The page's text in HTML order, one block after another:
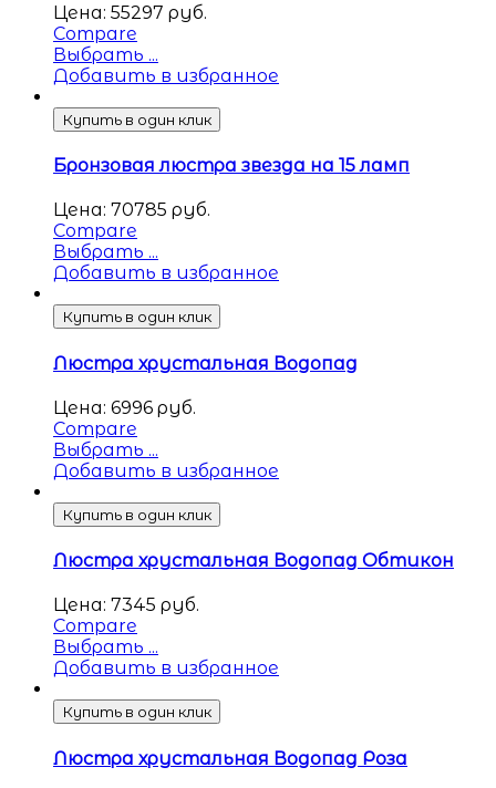
Цена: 55297 руб.
Compare
Выбрать ...
Добавить в избранное
Купить в один клик
Бронзовая люстра звезда на 15 ламп
Цена: 70785 руб.
Compare
Выбрать ...
Добавить в избранное
Купить в один клик
Люстра хрустальная Водопад
Цена: 6996 руб.
Compare
Выбрать ...
Добавить в избранное
Купить в один клик
Люстра хрустальная Водопад Обтикон
Цена: 7345 руб.
Compare
Выбрать ...
Добавить в избранное
Купить в один клик
Люстра хрустальная Водопад Роза